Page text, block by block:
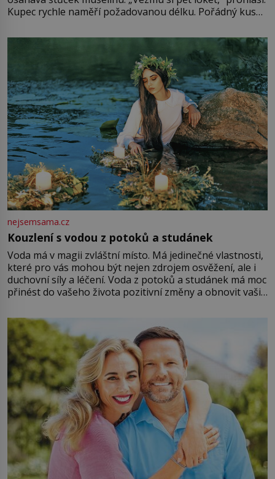
Kupec rychle naměří požadovanou délku. Pořádný kus
milostpaní. Stačí jenom na sukni,“ zhodnotí švadlena
množství růžového mušelínu. „Ošidili vás, podívejte.“
Vezme do ruky dřevěnou
nejsemsama.cz
Kouzlení s vodou z potoků a studánek
Voda má v magii zvláštní místo. Má jedinečné vlastnosti,
které pro vás mohou být nejen zdrojem osvěžení, ale i
duchovní síly a léčení. Voda z potoků a studánek má moc
přinést do vašeho života pozitivní změny a obnovit vaši
můžete obohatit své rituály a přinést do svého života
větší harmonii a klid. Je důležité